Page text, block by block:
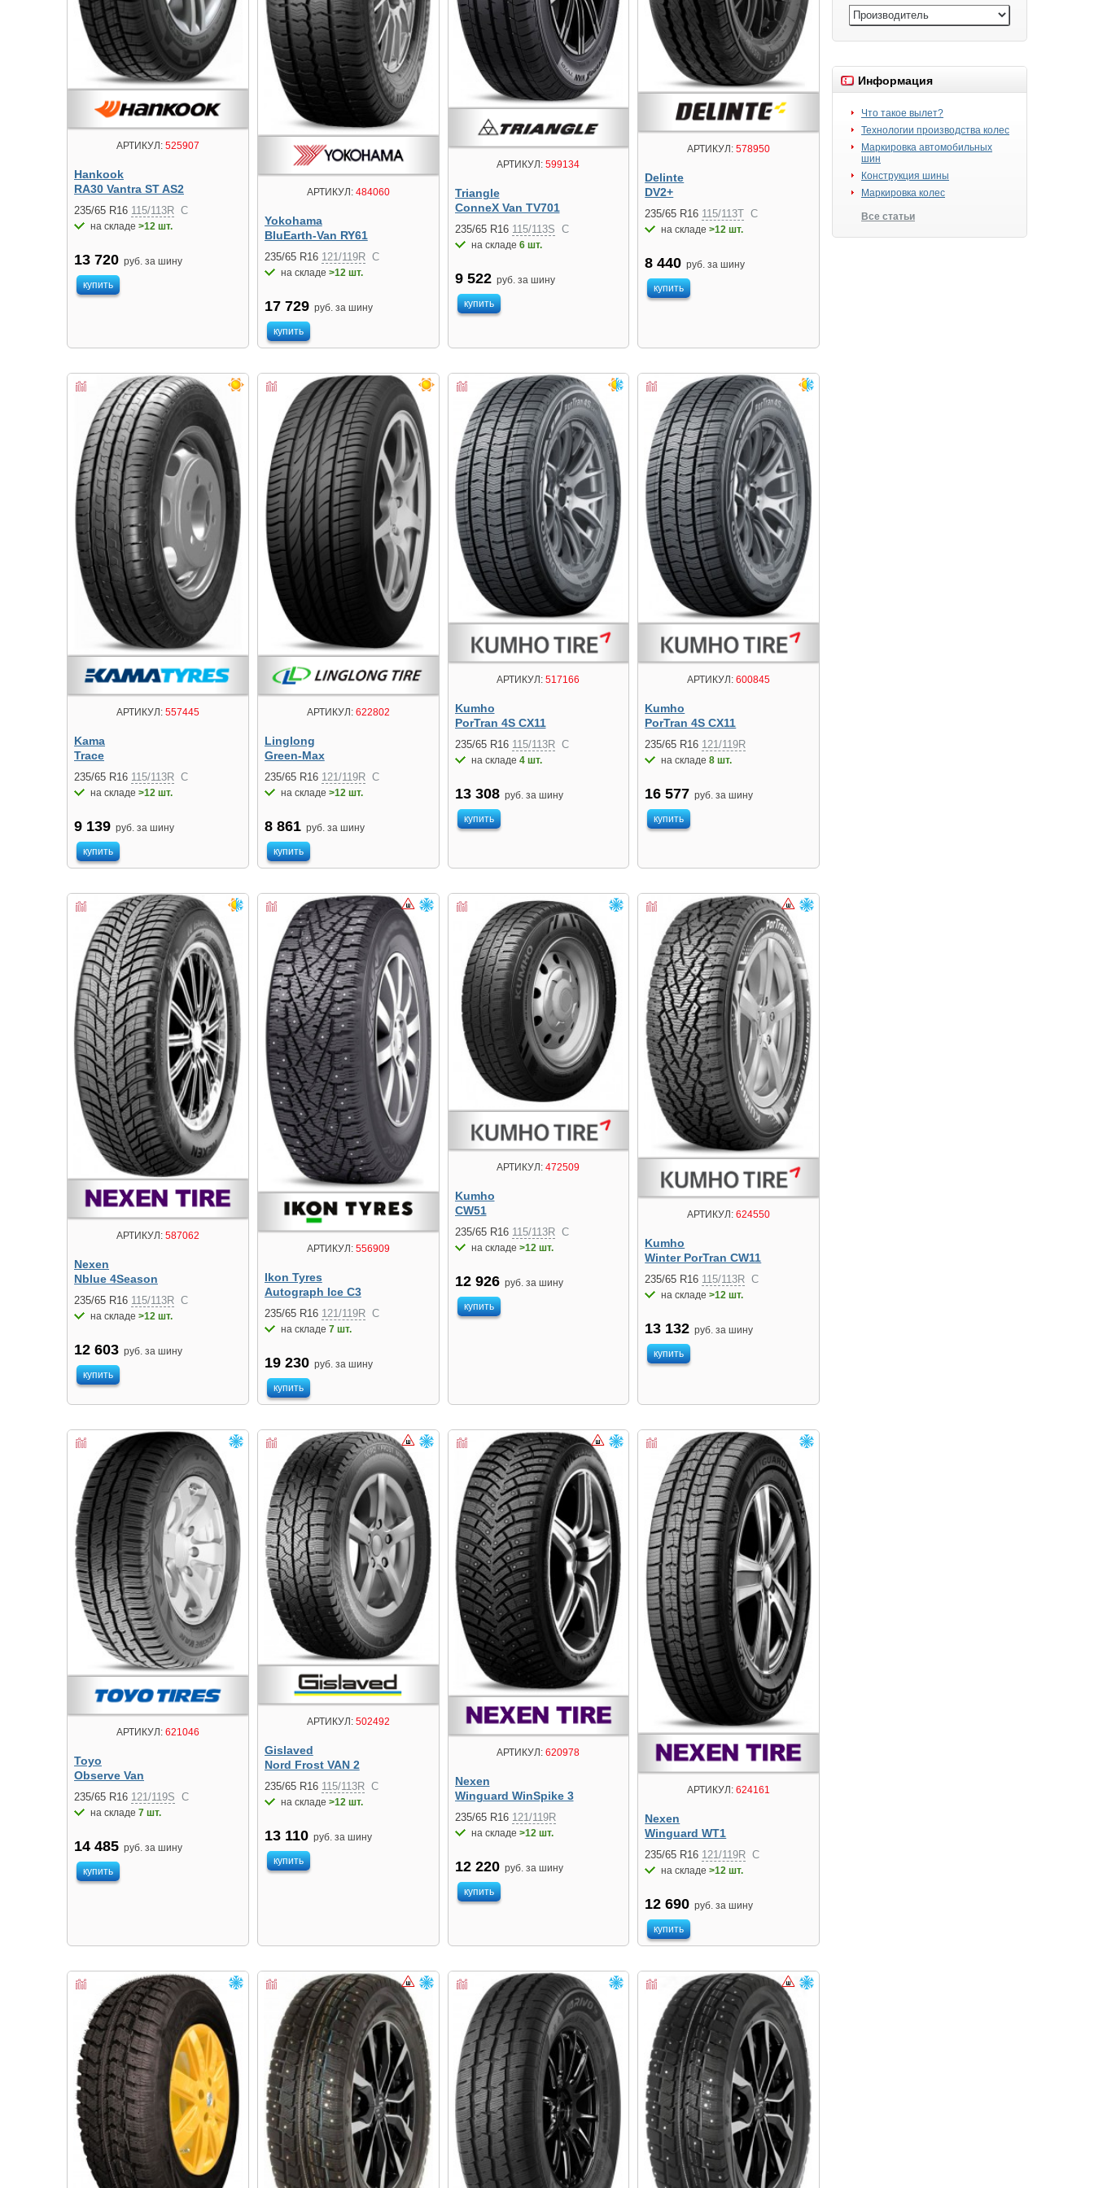
Информация
Что такое вылет?
Технологии производства колес
Маркировка автомобильных
шин
Конструкция шины
Маркировка колес
Все статьи
АРТИКУЛ:525907
Hankook
RA30 Vantra ST AS2
235/65 R16 115/113R C
на складе >12 шт.
13 720 руб. за шину
купить
АРТИКУЛ:484060
Yokohama
BluEarth-Van RY61
235/65 R16 121/119R C
на складе >12 шт.
17 729 руб. за шину
купить
АРТИКУЛ: 599134
Triangle
ConneX Van TV701
235/65 R16 115/113S C
на складе 6 шт.
9 522 руб. за шину
купить
АРТИКУЛ: 578950
Delinte
DV2+
235/65 R16 115/113T C
на складе>12 шт.
8 440 руб. за шину
купить
АРТИКУЛ:557445
Kama
Trace
235/65 R16 115/113R C
на складе >12 шт.
9 139 руб. за шину
купить
АРТИКУЛ:622802
Linglong
Green-Max
235/65 R16 121/119R C
на складе >12 шт.
8 861 руб. за шину
купить
АРТИКУЛ: 517166
Kumho
PorTran 4S CX11
235/65 R16 115/113R C
на складе 4 шт.
13 308 руб. за шину
купить
АРТИКУЛ: 600845
Kumho
PorTran 4S CX11
235/65 R16 121/119R
на складе8 шт.
16 577 руб. за шину
купить
АРТИКУЛ:587062
Nexen
Nblue 4Season
235/65 R16 115/113R C
на складе >12 шт.
12 603 руб. за шину
купить
АРТИКУЛ:556909
Ikon Tyres
Autograph Ice C3
235/65 R16 121/119R C
на складе 7 шт.
19 230 руб. за шину
купить
АРТИКУЛ: 472509
Kumho
CW51
235/65 R16 115/113R C
на складе >12 шт.
12 926 руб. за шину
купить
АРТИКУЛ: 624550
Kumho
Winter PorTran CW11
235/65 R16 115/113R C
на складе>12 шт.
13 132 руб. за шину
купить
АРТИКУЛ:621046
Toyo
Observe Van
235/65 R16 121/119S C
на складе 7 шт.
14 485 руб. за шину
купить
АРТИКУЛ:502492
Gislaved
Nord Frost VAN 2
235/65 R16 115/113R C
на складе >12 шт.
13 110 руб. за шину
купить
АРТИКУЛ: 620978
Nexen
Winguard WinSpike 3
235/65 R16 121/119R
на складе >12 шт.
12 220 руб. за шину
купить
АРТИКУЛ: 624161
Nexen
Winguard WT1
235/65 R16 121/119R C
на складе>12 шт.
12 690 руб. за шину
купить